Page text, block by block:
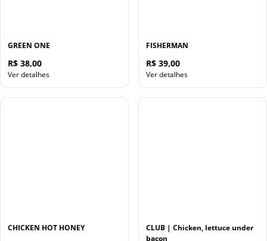
GREEN ONE
R$ 38,00
Ver detalhes
FISHERMAN
R$ 39,00
Ver detalhes
CHICKEN HOT HONEY
CLUB | Chicken, lettuce under
bacon